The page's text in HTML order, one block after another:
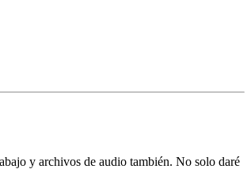
y archivos de audio también. No solo daré